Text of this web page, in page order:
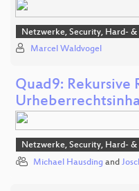
Netzwerke, Security, Hard-
Marcel Waldvogel
Quad9: Rekursive
Netzwerke, Security, Hard-
Michael Hausding and